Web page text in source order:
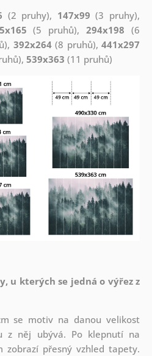
(2 pruhy), 147x99 (3 pruhy),
(5 pruhů),294x198 (6
392x264(8 pruhů),441x297
539x363 (11 pruhů)
u kterých se jedná o výřez z
se motiv na danou velikost
z něj ubývá. Po klepnutí na
zobrazí přesný vzhled tapety.